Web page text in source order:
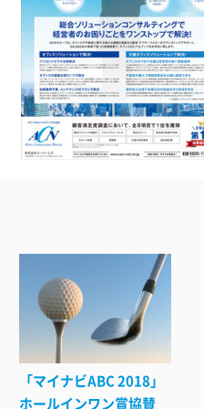
「マイナビABC 2018」
ホールインワン賞協賛